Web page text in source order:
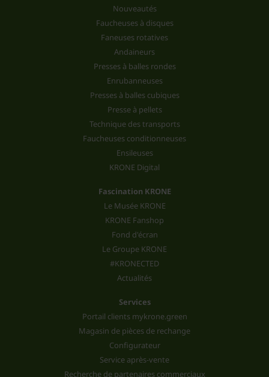
Nouveautés
Faucheuses à disques
Faneuses rotatives
Andaineurs
Presses à balles rondes
Enrubanneuses
Presses à balles cubiques
Presse à pellets
Technique des transports
Faucheuses conditionneuses
Ensileuses
KRONE Digital
Fascination KRONE
Le Musée KRONE
KRONE Fanshop
Fond d'écran
Le Groupe KRONE
#KRONECTED
Actualités
Services
Portail clients mykrone.green
Magasin de pièces de rechange
Configurateur
Service après-vente
Recherche de partenaires commerciaux